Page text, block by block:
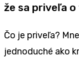
že sa priveľa
Čo je priveľa?
jednoduché ako